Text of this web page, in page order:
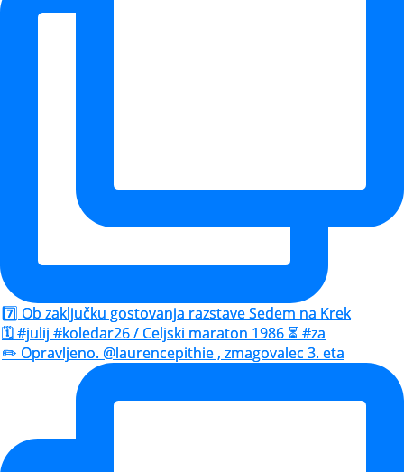
7️⃣ Ob zaključku gostovanja razstave Sedem na Krek
🗓️ #julij #koledar26 / Celjski maraton 1986 ⏳ #za
✏️ Opravljeno. @laurencepithie , zmagovalec 3. eta